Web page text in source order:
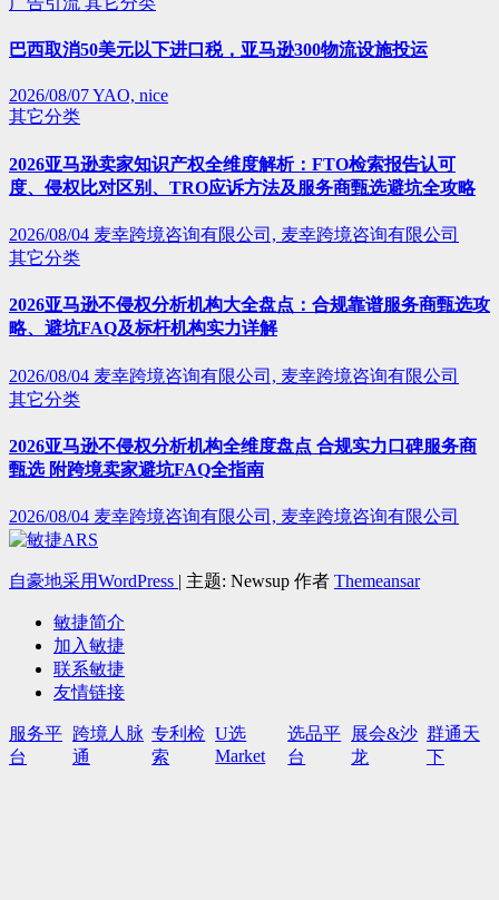
巴西取消50美元以下进口税，亚马逊300物流设施投运
2026/08/07YAO, nice
其它分类
2026亚马逊卖家知识产权全维度解析：FTO检索报告认可
度、侵权比对区别、TRO应诉方法及服务商甄选避坑全攻略
2026/08/04 麦幸跨境咨询有限公司, 麦幸跨境咨询有限公司
其它分类
2026亚马逊不侵权分析机构大全盘点：合规靠谱服务商甄选攻
略、避坑FAQ及标杆机构实力详解
2026/08/04 麦幸跨境咨询有限公司, 麦幸跨境咨询有限公司
其它分类
2026亚马逊不侵权分析机构全维度盘点 合规实力口碑服务商
甄选 附跨境卖家避坑FAQ全指南
2026/08/04 麦幸跨境咨询有限公司, 麦幸跨境咨询有限公司
自豪地采用WordPress | 主题: Newsup 作者 Themeansar
敏捷简介
加入敏捷
联系敏捷
友情链接
服务平
台
跨境人脉
通
专利检
索
U选
Market
选品平
台
展会&沙
龙
群通天
下